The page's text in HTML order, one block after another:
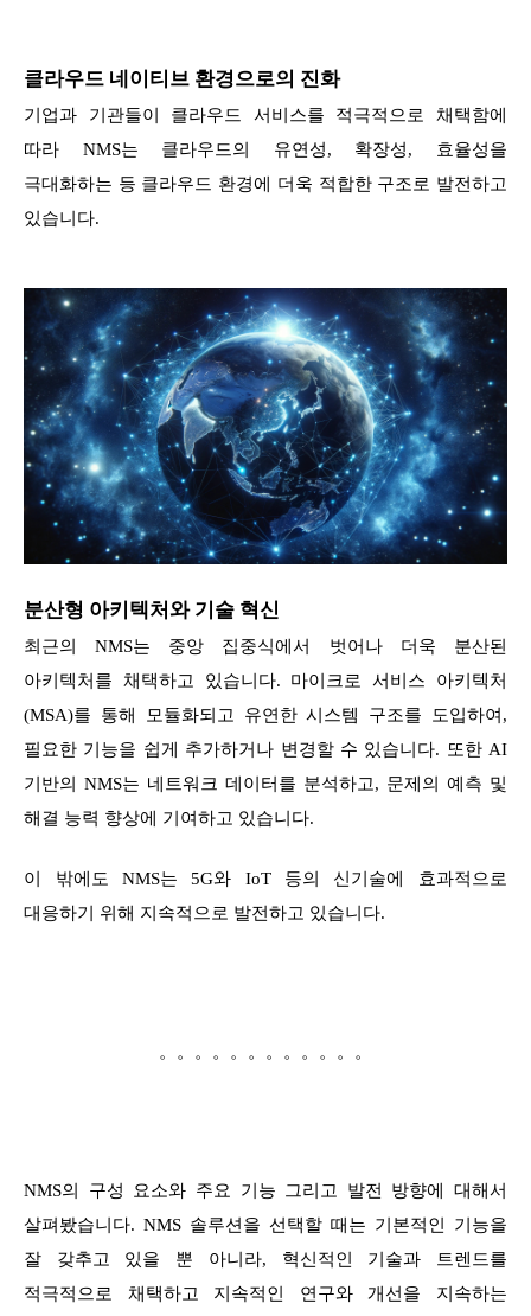
클라우드 네이티브 환경으로의 진화
기업과 기관들이 클라우드 서비스를 적극적으로 채택함에
따라 NMS는 클라우드의 유연성, 확장성, 효율성을
극대화하는 등 클라우드 환경에 더욱 적합한 구조로 발전하고
있습니다.
분산형 아키텍처와 기술 혁신
최근의 NMS는 중앙 집중식에서 벗어나 더욱 분산된
아키텍처를 채택하고 있습니다. 마이크로 서비스 아키텍처
(MSA)를 통해 모듈화되고 유연한 시스템 구조를 도입하여,
필요한 기능을 쉽게 추가하거나 변경할 수 있습니다. 또한 AI
기반의 NMS는 네트워크 데이터를 분석하고, 문제의 예측 및
해결 능력 향상에 기여하고 있습니다.
이 밖에도 NMS는 5G와 IoT 등의 신기술에 효과적으로
대응하기 위해 지속적으로 발전하고 있습니다.
。。。。。。。。。。。。
NMS의 구성 요소와 주요 기능 그리고 발전 방향에 대해서
살펴봤습니다. NMS 솔루션을 선택할 때는 기본적인 기능을
잘 갖추고 있을 뿐 아니라, 혁신적인 기술과 트렌드를
적극적으로 채택하고 지속적인 연구와 개선을 지속하는